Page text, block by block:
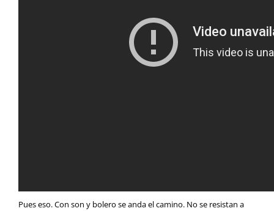
Pues eso. Con son y bolero se anda el camino. No se resistan a